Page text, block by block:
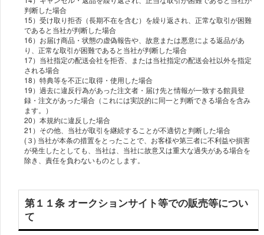
判断した場合
15）受け取り拒否（長期不在を含む）を繰り返され、正常な取引が困難
であると当社が判断した場合
16）お届け商品・状態の虚偽報告や、故意または悪意による返品があ
り、正常な取引が困難であると当社が判断した場合
17）当社指定の配送会社を拒否、または当社指定の配送会社以外を指定
される場合
18）特典等を不正に取得・使用した場合
19）過去に違反行為があった注文者・届け先と情報が一致する館員登
録・注文があった場合（これには実説的に同一と判断できる場合を含み
ます。）
20）本規約に違反した場合
21）その他、当社が取引を継続することが不適切と判断した場合
(３) 当社が本条の措置をとったことで、お客様や第三者に不利益や損害
が発生したとしても、当社は、当社に故意又は重大な過失がある場合を
除き、責任を負わないものとします。
第１１条 オークションサイト等での販売等につい
て